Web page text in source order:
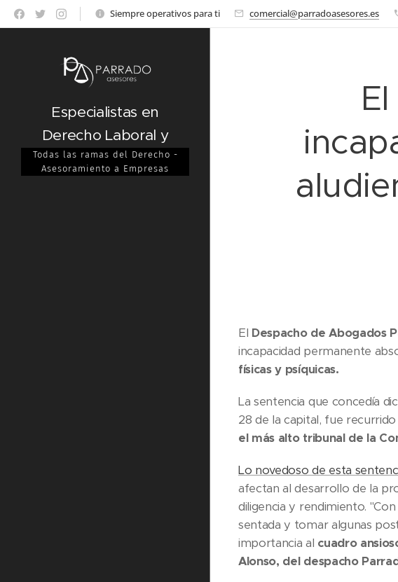
Siempre operativos para ti comercial@parradoasesores.es
Especialistas en
Derecho Laboral y
Administrativo
Todas las ramas del Derecho -
Asesoramiento a Empresas
El Despacho de Abogados
incapacidad permanente
físicas y psíquicas.
La sentencia que concedía
28 de la capital, fue
el más alto tribunal de la
Lo novedoso de esta
afectan al desarrollo de la
diligencia y rendimiento.
sentada y tomar algunas
importancia al cuadro
Alonso, del despacho